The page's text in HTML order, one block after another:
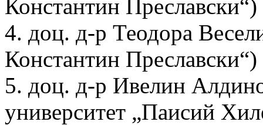
Константин Преславски“)
4. доц. д-р Теодора
Константин Преславски“)
5. доц. д-р Ивелин
университет „Паисий